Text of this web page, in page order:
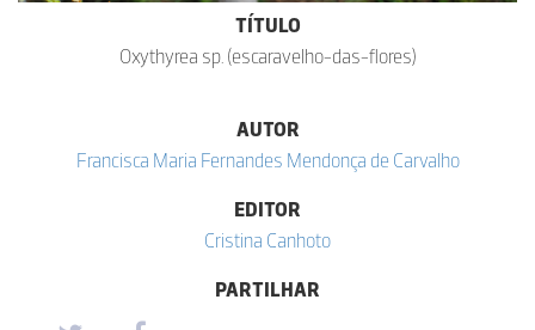
TÍTULO
Oxythyrea sp. (escaravelho-das-flores)
AUTOR
Francisca Maria Fernandes Mendonça de Carvalho
EDITOR
Cristina Canhoto
PARTILHAR